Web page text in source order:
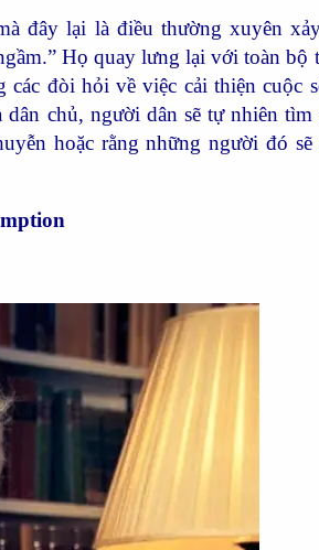
đây lại là điều thường xuyên
Họ quay lưng lại với toàn bộ
đòi hỏi về việc cải thiện cuộc
chủ, người dân sẽ tự nhiên tìm
hoặc rằng những người đó sẽ